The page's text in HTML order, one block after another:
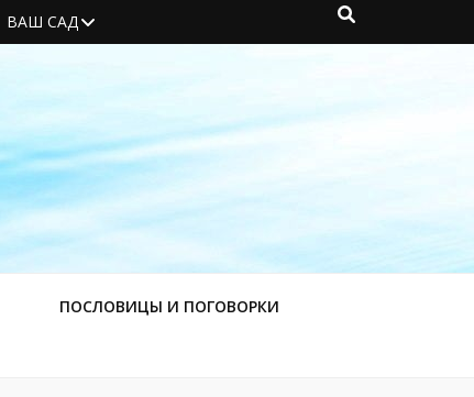
ВАШ САД
ПОСЛОВИЦЫ И ПОГОВОРКИ